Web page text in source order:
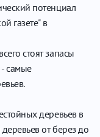
потенциал
газете" в
стоят запасы
самые
деревьев в
от берез до